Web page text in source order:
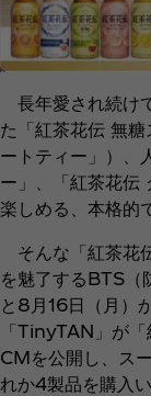
長年愛され続け
た「紅茶花伝 無
ートティー」）、
ー」、「紅茶花伝
楽しめる、本格的
そんな「紅茶花
を魅了するBTS（
と8月16日（月）
「TinyTAN」が
CMを公開し、ス
れか4製品を購入